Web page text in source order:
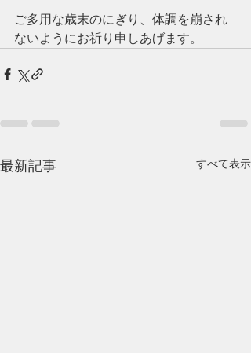
ご多用な歳末のにぎり、体調を崩され
ないようにお祈り申しあげます。
最新記事 すべて表示